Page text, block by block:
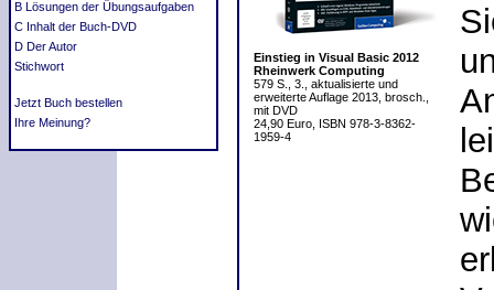
B Lösungen der Übungsaufgaben
C Inhalt der Buch-DVD
D Der Autor
Stichwort
Jetzt Buch bestellen
Ihre Meinung?
Einstieg in Visual Basic 2012
Rheinwerk Computing
579 S., 3., aktualisierte und
erweiterte Auflage 2013, brosch.,
mit DVD
24,90 Euro, ISBN 978-3-8362-
1959-4